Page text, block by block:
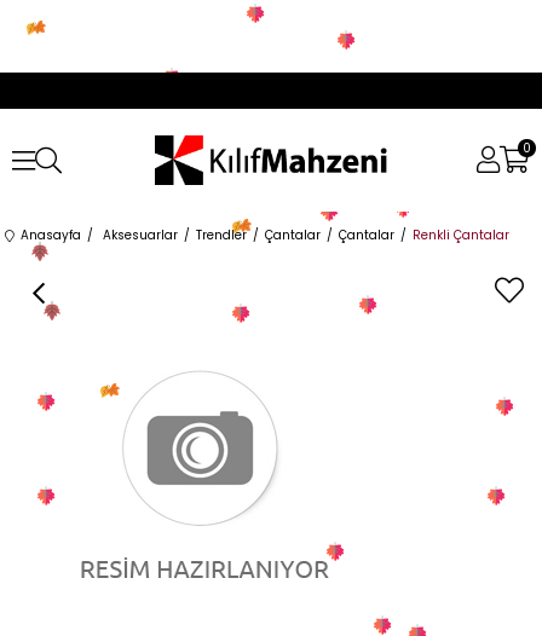
0
Anasayfa Aksesuarlar Trendler Çantalar Çantalar Renkli Çantalar